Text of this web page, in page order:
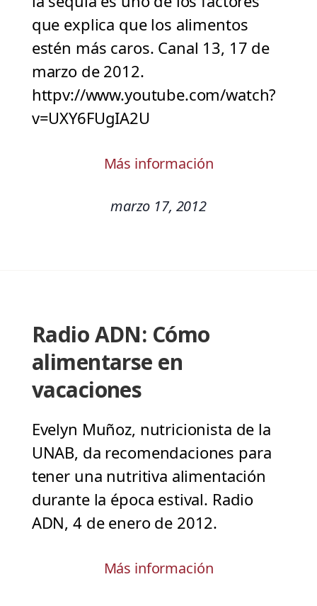
que explica que los alimentos
estén más caros. Canal 13, 17 de
marzo de 2012.
httpv://www.youtube.com/watch?
v=UXY6FUgIA2U
Más información
marzo 17, 2012
Radio ADN: Cómo
alimentarse en
vacaciones
Evelyn Muñoz, nutricionista de la
UNAB, da recomendaciones para
tener una nutritiva alimentación
durante la época estival. Radio
ADN, 4 de enero de 2012.
Más información